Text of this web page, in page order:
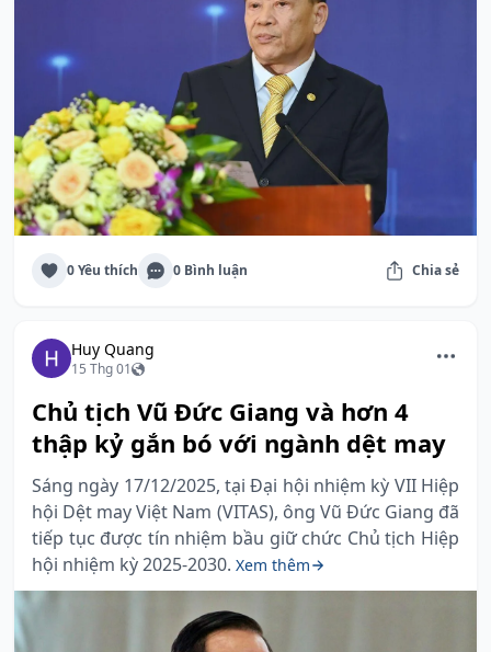
0 Yêu thích 0 Bình luận Chia sẻ
Huy Quang
15 Thg 01
Chủ tịch Vũ Đức Giang và hơn 4
thập kỷ gắn bó với ngành dệt may
Sáng ngày 17/12/2025, tại Đại hội nhiệm kỳ VII Hiệp
hội Dệt may Việt Nam (VITAS), ông Vũ Đức Giang đã
tiếp tục được tín nhiệm bầu giữ chức Chủ tịch Hiệp
hội nhiệm kỳ 2025-2030. Xem thêm